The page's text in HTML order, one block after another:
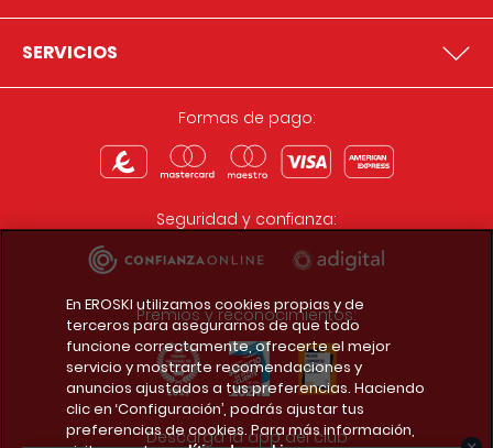
SERVICIOS
Formas de pago:
Seguridad y confianza:
Premios y reconocimientos:
Descarga la app del club
En EROSKI utilizamos cookies propias y de
terceros para asegurarnos de que todo
funcione correctamente, ofrecerte el mejor
servicio y mostrarte recomendaciones y
anuncios ajustados a tus preferencias. Haciendo
clic en ‘Configuración’, podrás ajustar tus
preferencias de cookies. Para más información,